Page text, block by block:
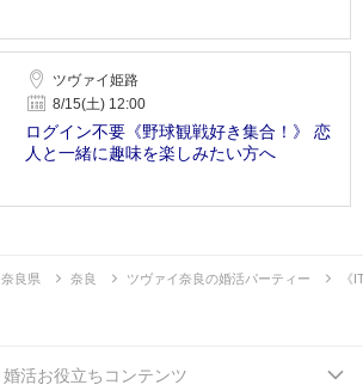
ツヴァイ姫路
8/15(土) 12:00
ログイン不要《野球観戦好き集合！》 恋
人と一緒に趣味を楽しみたい方へ
奈良県 奈良 ツヴァイ奈良の婚活パーティー 《
婚活お役立ちコンテンツ